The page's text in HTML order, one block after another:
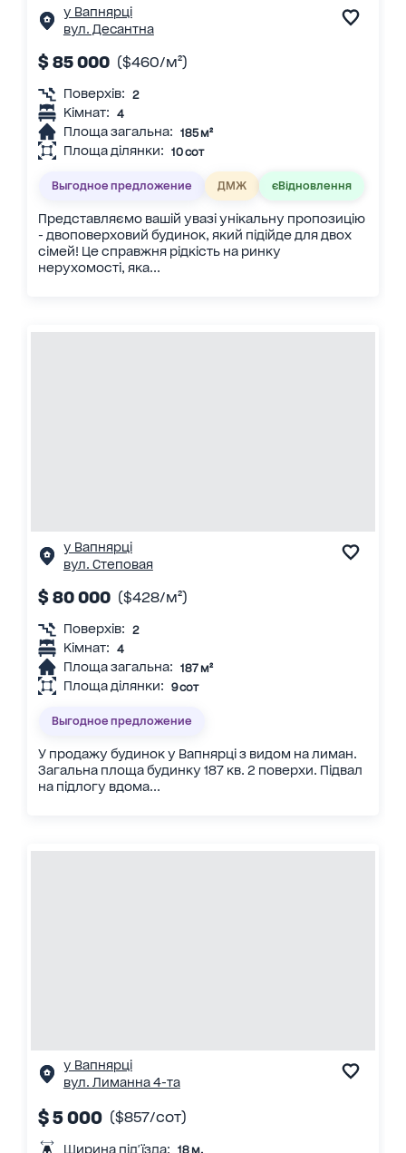
у Вапнярці
вул. Десантна
$ 85 000 ($460/м²)
Поверхів: 2
Кімнат: 4
Площа загальна: 185 м²
Площа ділянки: 10 сот
Выгодное предложение ДМЖ єВідновлення
Представляємо вашій увазі унікальну пропозицію
- двоповерховий будинок, який підійде для двох
сімей! Це справжня рідкість на ринку
нерухомості, яка...
у Вапнярці
вул. Степовая
$ 80 000 ($428/м²)
Поверхів: 2
Кімнат: 4
Площа загальна: 187 м²
Площа ділянки: 9 сот
Выгодное предложение
У продажу будинок у Вапнярці з видом на лиман.
Загальна площа будинку 187 кв. 2 поверхи. Підвал
на підлогу вдома...
у Вапнярці
вул. Лиманна 4-та
$ 5 000 ($857/сот)
Ширина під'їзда: 18 м.